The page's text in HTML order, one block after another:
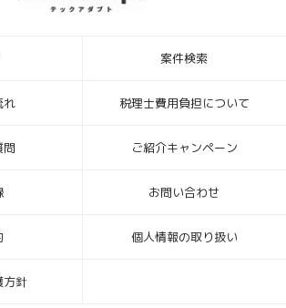
案件検索
れ 税理士費用負担について
問 ご紹介キャンペーン
お問い合わせ
個人情報の取り扱い
方針